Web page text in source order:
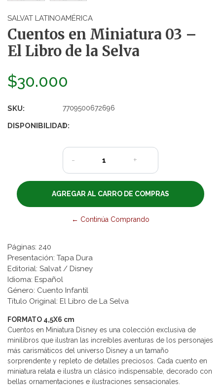
SALVAT LATINOAMÉRICA
Cuentos en Miniatura 03 –
El Libro de la Selva
$30.000
SKU: 7709500672696
DISPONIBILIDAD:
1
- +
← Continúa Comprando
Páginas: 240
Presentación: Tapa Dura
Editorial: Salvat / Disney
Idioma: Español
Género: Cuento Infantil
Título Original: El Libro de La Selva
FORMATO 4,5X6 cm
Cuentos en Miniatura Disney es una colección exclusiva de
minilibros que ilustran las increíbles aventuras de los personajes
más carismáticos del universo Disney a un tamaño
sorprendente y repleto de detalles preciosos. Cada cuento en
miniatura relata e ilustra un clásico indispensable, decorado con
bellas ornamentaciones e ilustraciones sensacionales.